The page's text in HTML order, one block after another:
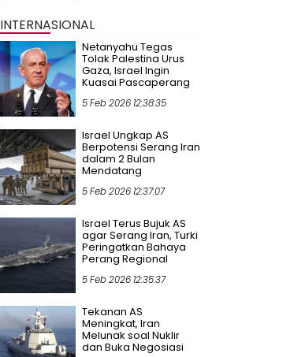
INTERNASIONAL
Netanyahu Tegas
Tolak Palestina Urus
Gaza, Israel Ingin
Kuasai Pascaperang
5 Feb 2026 12:38:35
Israel Ungkap AS
Berpotensi Serang Iran
dalam 2 Bulan
Mendatang
5 Feb 2026 12:37:07
Israel Terus Bujuk AS
agar Serang Iran, Turki
Peringatkan Bahaya
Perang Regional
5 Feb 2026 12:35:37
Tekanan AS
Meningkat, Iran
Melunak soal Nuklir
dan Buka Negosiasi